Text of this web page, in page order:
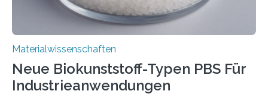
Materialwissenschaften
Neue Biokunststoff-Typen PBS Für
Industrieanwendungen